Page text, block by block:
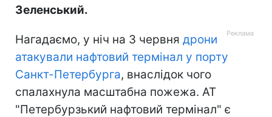
Зеленський.
Нагадаємо, у ніч на 3 червня дрони
атакували нафтовий термінал у порту
Санкт-Петербурга, внаслідок чого
спалахнула масштабна пожежа. АТ
"Петербурзький нафтовий термінал" є